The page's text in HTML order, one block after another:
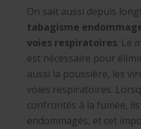
On sait aussi depuis
tabagisme
voies respiratoires. Le
est nécessaire pour
aussi la poussière, les
voies respiratoires.
confrontés à la fumée,
endommagés, et cet